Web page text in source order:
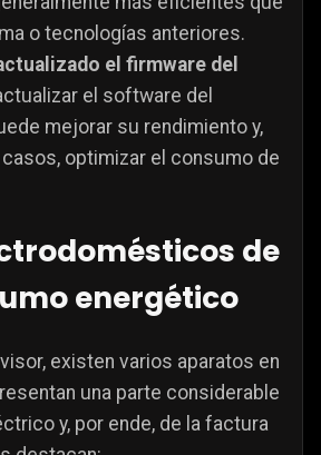
o tecnologías anteriores.
el firmware del
el software del
mejorar su rendimiento y,
optimizar el consumo de
de
energético
existen varios aparatos en
una parte considerable
y, por ende, de la factura